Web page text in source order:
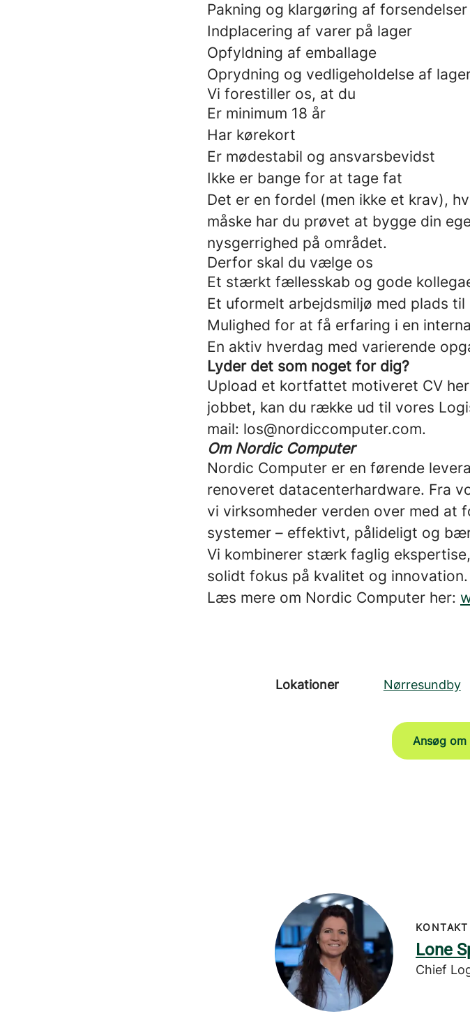
Pakning og klargøring af forsendelser
Indplacering af varer på lager
Opfyldning af emballage
Oprydning og vedligeholdelse af
Vi forestiller os, at du
Er minimum 18 år
Har kørekort
Er mødestabil og ansvarsbevidst
Ikke er bange for at tage fat
Det er en fordel (men ikke et krav),
måske har du prøvet at bygge din
nysgerrighed på området.
Derfor skal du vælge os
Et stærkt fællesskab og gode
Et uformelt arbejdsmiljø med plads til
Mulighed for at få erfaring i en
En aktiv hverdag med varierende
Lyder det som noget for dig?
Upload et kortfattet motiveret CV
jobbet, kan du række ud til vores
mail: los@nordiccomputer.com.
Om Nordic Computer
Nordic Computer er en førende
renoveret datacenterhardware. Fra
vi virksomheder verden over med at
systemer – effektivt, pålideligt og
Vi kombinerer stærk faglig
solidt fokus på kvalitet og innovation.
Læs mere om Nordic Computer her:
Lokationer Nørresundby
Ansøg
KONTAKT
Lone
Chief